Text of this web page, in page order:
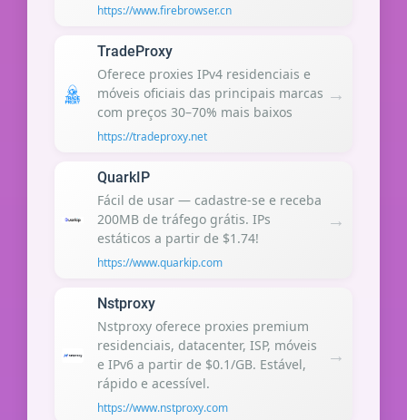
https://www.firebrowser.cn
TradeProxy
Oferece proxies IPv4 residenciais e
móveis oficiais das principais marcas
com preços 30–70% mais baixos
https://tradeproxy.net
→
QuarkIP
Fácil de usar — cadastre-se e receba
200MB de tráfego grátis. IPs
estáticos a partir de $1.74!
https://www.quarkip.com
→
Nstproxy
Nstproxy oferece proxies premium
residenciais, datacenter, ISP, móveis
e IPv6 a partir de $0.1/GB. Estável,
rápido e acessível.
https://www.nstproxy.com
→